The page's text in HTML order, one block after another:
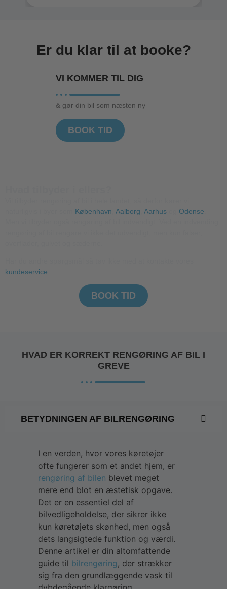
Er du klar til at booke?
VI KOMMER TIL DIG
& gør din bil som næsten ny
BOOK TID
København Aalborg Aarhus Odense
kundeservice
BOOK TID
HVAD ER KORREKT RENGØRING AF BIL I
GREVE
BETYDNINGEN AF BILRENGØRING
I en verden, hvor vores køretøjer
ofte fungerer som et andet hjem, er
rengøring af bilen blevet meget
mere end blot en æstetisk opgave.
Det er en essentiel del af
bilvedligeholdelse, der sikrer ikke
kun køretøjets skønhed, men også
dets langsigtede funktion og værdi.
Denne artikel er din altomfattende
guide til bilrengøring, der strækker
sig fra den grundlæggende vask til